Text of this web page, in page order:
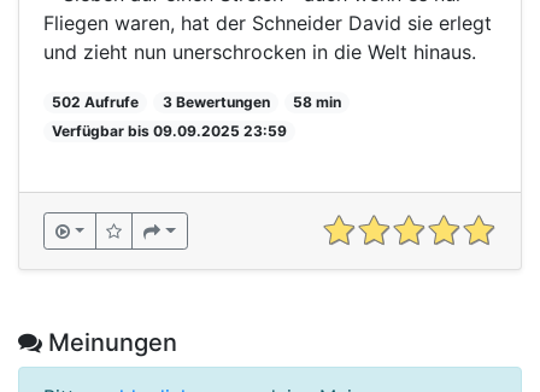
Fliegen waren, hat der Schneider David sie erlegt
und zieht nun unerschrocken in die Welt hinaus.
502 Aufrufe 3 Bewertungen
58 min
Verfügbar bis 09.09.2025 23:59
Meinungen